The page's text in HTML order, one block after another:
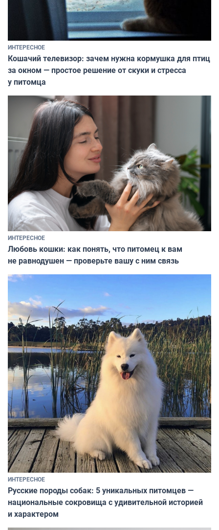
ИНТЕРЕСНОЕ
Кошачий телевизор: зачем нужна кормушка для птиц
за окном — простое решение от скуки и стресса
у питомца
ИНТЕРЕСНОЕ
Любовь кошки: как понять, что питомец к вам
не равнодушен — проверьте вашу с ним связь
ИНТЕРЕСНОЕ
Русские породы собак: 5 уникальных питомцев —
национальные сокровища с удивительной историей
и характером